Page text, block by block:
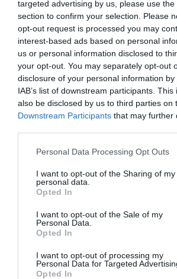
targeted advertising by us, please use
section to confirm your selection. Please
opt-out request is processed you may
interest-based ads based on personal
us or personal information disclosed to
your opt-out. You may separately opt-out
disclosure of your personal information
IAB’s list of downstream participants.
also be disclosed by us to third parties on
Downstream Participants that may further
Please note that this website/app uses
not limited to your visit or usage
grant or deny consent to Google and its
use your data for below specified
consent section.
Personal Data Processing Opt Outs
I want to opt-out of the Sharing of my
personal data.
Opted In
I want to opt-out of the Sale of my
Personal Data.
Opted In
I want to opt-out of processing my
Personal Data for Targeted
Opted In
Τουρισμός για Όλους 2026-2027:
Ποιοι κάνουν αίτηση σήμερα –
Έως 600 ευρώ η επιδότηση
09.08.2026 | 14:40
Έκτακτα μέτρα και απαγορεύσεις
σήμερα στην Εύβοια – Μεγάλη
προσοχή!
09.08.2026 | 14:20
14 Αυγούστου
Κατάνυξη στην Εύβοια:
Λούτσα με κεράσματα και
αναψυκτικά
09.08.2026 | 13:40
Σκύλος ή γάτα; Δείτε πόσα
χρήματα θα χρειαστείτε κάθε
Λιβαδειάς
Σε πελάγη ευτυχίας
αντιδήμαρχος στην
φορά παππούς!